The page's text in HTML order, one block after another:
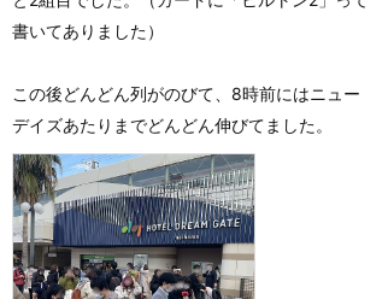
書いてありました）
この後どんどん列がのびて、8時前にはニュー
デイズあたりまでどんどん伸びてました。